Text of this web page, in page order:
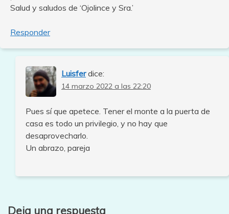
Salud y saludos de ‘Ojolince y Sra.’
Responder
Luisfer dice:
14 marzo 2022 a las 22:20
Pues sí que apetece. Tener el monte a la puerta de
casa es todo un privilegio, y no hay que
desaprovecharlo.
Un abrazo, pareja
Deja una respuesta